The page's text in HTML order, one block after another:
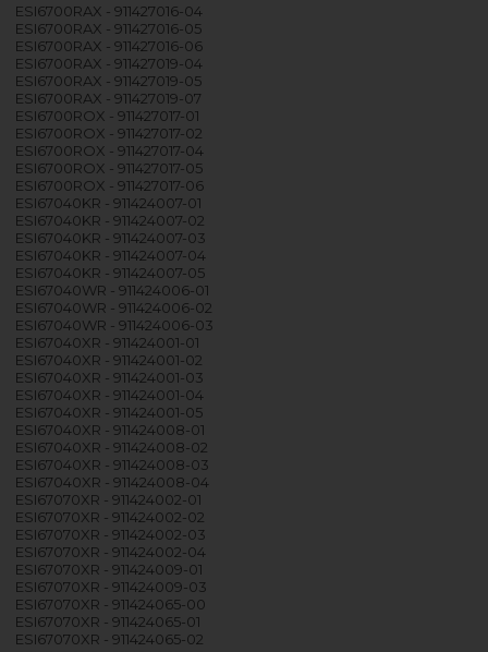
ESI6700RAX - 911427016-04
ESI6700RAX - 911427016-05
ESI6700RAX - 911427016-06
ESI6700RAX - 911427019-04
ESI6700RAX - 911427019-05
ESI6700RAX - 911427019-07
ESI6700ROX - 911427017-01
ESI6700ROX - 911427017-02
ESI6700ROX - 911427017-04
ESI6700ROX - 911427017-05
ESI6700ROX - 911427017-06
ESI67040KR - 911424007-01
ESI67040KR - 911424007-02
ESI67040KR - 911424007-03
ESI67040KR - 911424007-04
ESI67040KR - 911424007-05
ESI67040WR - 911424006-01
ESI67040WR - 911424006-02
ESI67040WR - 911424006-03
ESI67040XR - 911424001-01
ESI67040XR - 911424001-02
ESI67040XR - 911424001-03
ESI67040XR - 911424001-04
ESI67040XR - 911424001-05
ESI67040XR - 911424008-01
ESI67040XR - 911424008-02
ESI67040XR - 911424008-03
ESI67040XR - 911424008-04
ESI67070XR - 911424002-01
ESI67070XR - 911424002-02
ESI67070XR - 911424002-03
ESI67070XR - 911424002-04
ESI67070XR - 911424009-01
ESI67070XR - 911424009-03
ESI67070XR - 911424065-00
ESI67070XR - 911424065-01
ESI67070XR - 911424065-02